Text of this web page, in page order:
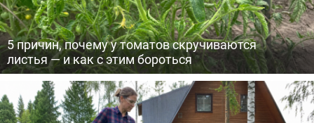
5 причин, почему у томатов скручиваются
листья — и как с этим бороться